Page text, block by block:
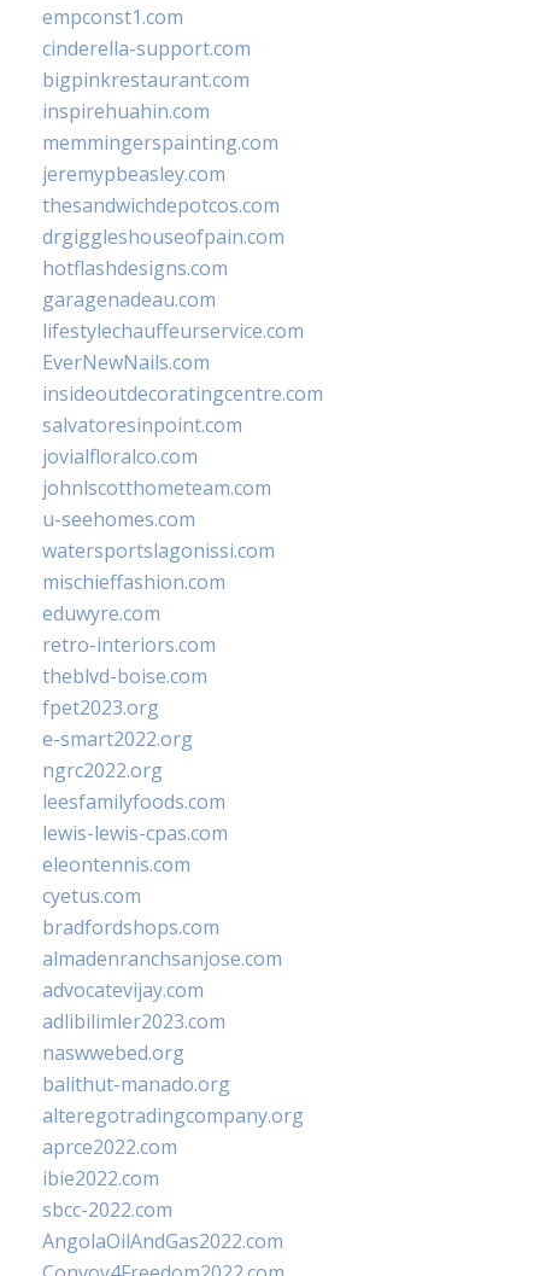
empconst1.com
cinderella-support.com
bigpinkrestaurant.com
inspirehuahin.com
memmingerspainting.com
jeremypbeasley.com
thesandwichdepotcos.com
drgiggleshouseofpain.com
hotflashdesigns.com
garagenadeau.com
lifestylechauffeurservice.com
EverNewNails.com
insideoutdecoratingcentre.com
salvatoresinpoint.com
jovialfloralco.com
johnlscotthometeam.com
u-seehomes.com
watersportslagonissi.com
mischieffashion.com
eduwyre.com
retro-interiors.com
theblvd-boise.com
fpet2023.org
e-smart2022.org
ngrc2022.org
leesfamilyfoods.com
lewis-lewis-cpas.com
eleontennis.com
cyetus.com
bradfordshops.com
almadenranchsanjose.com
advocatevijay.com
adlibilimler2023.com
naswwebed.org
balithut-manado.org
alteregotradingcompany.org
aprce2022.com
ibie2022.com
sbcc-2022.com
AngolaOilAndGas2022.com